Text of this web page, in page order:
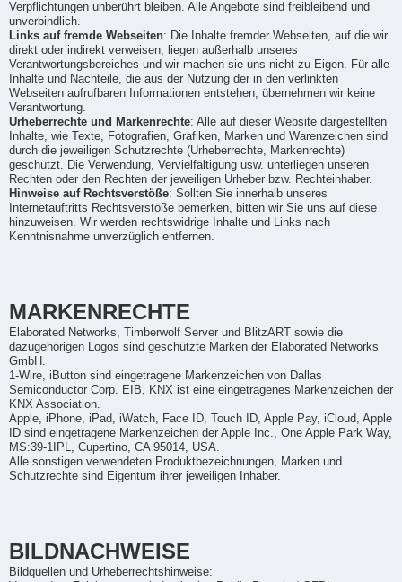
Verpflichtungen unberührt bleiben. Alle Angebote sind freibleibend und
unverbindlich.
Links auf fremde Webseiten: Die Inhalte fremder Webseiten, auf die wir
direkt oder indirekt verweisen, liegen außerhalb unseres
Verantwortungsbereiches und wir machen sie uns nicht zu Eigen. Für alle
Inhalte und Nachteile, die aus der Nutzung der in den verlinkten
Webseiten aufrufbaren Informationen entstehen, übernehmen wir keine
Verantwortung.
Urheberrechte und Markenrechte: Alle auf dieser Website dargestellten
Inhalte, wie Texte, Fotografien, Grafiken, Marken und Warenzeichen sind
durch die jeweiligen Schutzrechte (Urheberrechte, Markenrechte)
geschützt. Die Verwendung, Vervielfältigung usw. unterliegen unseren
Rechten oder den Rechten der jeweiligen Urheber bzw. Rechteinhaber.
Hinweise auf Rechtsverstöße: Sollten Sie innerhalb unseres
Internetauftritts Rechtsverstöße bemerken, bitten wir Sie uns auf diese
hinzuweisen. Wir werden rechtswidrige Inhalte und Links nach
Kenntnisnahme unverzüglich entfernen.
MARKENRECHTE
Elaborated Networks, Timberwolf Server und BlitzART sowie die
dazugehörigen Logos sind geschützte Marken der Elaborated Networks
GmbH.
1-Wire, iButton sind eingetragene Markenzeichen von Dallas
Semiconductor Corp. EIB, KNX ist eine eingetragenes Markenzeichen der
KNX Association.
Apple, iPhone, iPad, iWatch, Face ID, Touch ID, Apple Pay, iCloud, Apple
ID sind eingetragene Markenzeichen der Apple Inc., One Apple Park Way,
MS:39-1IPL, Cupertino, CA 95014, USA.
Alle sonstigen verwendeten Produktbezeichnungen, Marken und
Schutzrechte sind Eigentum ihrer jeweiligen Inhaber.
BILDNACHWEISE
Bildquellen und Urheberrechtshinweise: